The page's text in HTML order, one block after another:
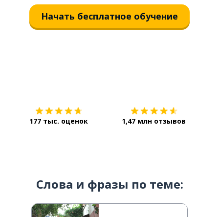
Начать бесплатное обучение
177 тыс. оценок 1,47 млн отзывов
Слова и фразы по теме: